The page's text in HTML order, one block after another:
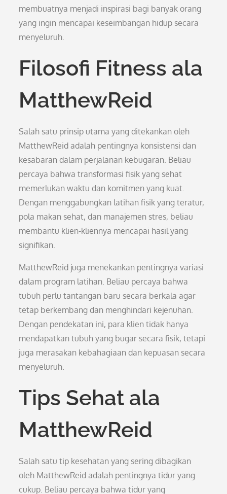
membuatnya menjadi inspirasi bagi banyak orang
yang ingin mencapai keseimbangan hidup secara
menyeluruh.
Filosofi Fitness ala
MatthewReid
Salah satu prinsip utama yang ditekankan oleh
MatthewReid adalah pentingnya konsistensi dan
kesabaran dalam perjalanan kebugaran. Beliau
percaya bahwa transformasi fisik yang sehat
memerlukan waktu dan komitmen yang kuat.
Dengan menggabungkan latihan fisik yang teratur,
pola makan sehat, dan manajemen stres, beliau
membantu klien-kliennya mencapai hasil yang
signifikan.
MatthewReid juga menekankan pentingnya variasi
dalam program latihan. Beliau percaya bahwa
tubuh perlu tantangan baru secara berkala agar
tetap berkembang dan menghindari kejenuhan.
Dengan pendekatan ini, para klien tidak hanya
mendapatkan tubuh yang bugar secara fisik, tetapi
juga merasakan kebahagiaan dan kepuasan secara
menyeluruh.
Tips Sehat ala
MatthewReid
Salah satu tip kesehatan yang sering dibagikan
oleh MatthewReid adalah pentingnya tidur yang
cukup. Beliau percaya bahwa tidur yang